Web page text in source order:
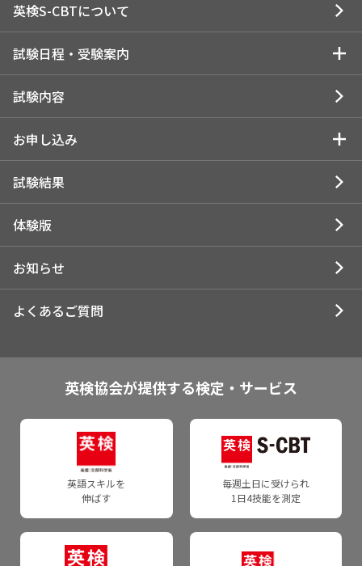
英検S-CBTについて
試験日程・受験案内
試験日程・受験案内トップ
試験日程・会場・検定料
試験日程・申込締切
検定料
受験情報
テストセンターのイメージ
試験当日の携行品
障がい等のある方への受験上の配慮
試験内容
お申し込み
お申し込みTOP
お申し込みの前に
お申し込みの流れ
試験結果
体験版
お知らせ
よくあるご質問
英検協会が提供する検定・サービス
英語スキルを
伸ばす
毎週土日に受けられ
1日4技能を測定